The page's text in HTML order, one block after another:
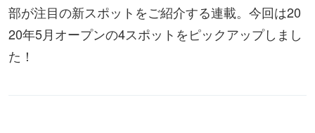
部が注目の新スポットをご紹介する連載。今回は20
20年5月オープンの4スポットをピックアップしまし
た！